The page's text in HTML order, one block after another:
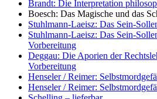
Brandt: Die Interpretation
Boesch: Das Magische und das
Stuhlmann-Laeisz: Das Sein-
Stuhlmann-Laeisz: Das Sein-
Vorbereitung
Deggau: Die Aporien der
Vorbereitung
Henseler / Reimer:
Henseler / Reimer: